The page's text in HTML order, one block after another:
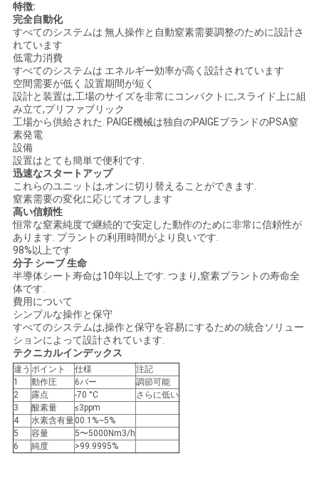
求
め
て
く
だ
さ
い
NEWS
地
図
プ
ラ
イ
バ
特徴:
完全自動化
すべてのシステムは 無人操作と自動窒素需要調整のために設計さ
れています
低電力消費
すべてのシステムは エネルギー効率が高く設計されています
空間需要が低く 設置期間が短く
設計と装置は,工場のサイズを非常にコンパクトに,スライド上に組
み立て,プリファブリック
工場から供給された. PAIGE機械は独自のPAIGEブランドのPSA窒
素発電
設備
設置はとても簡単で便利です.
迅速なスタートアップ
これらのユニットは,オンに切り替えることができます.
窒素需要の変化に応じてオフします
高い信頼性
恒常な窒素純度で継続的で安定した動作のために非常に信頼性が
あります. プラントの利用時間がより良いです.
98%以上です
分子 シーブ 生命
半導体シート寿命は10年以上です. つまり,窒素プラントの寿命全
体です.
費用について
シンプルな操作と保守
すべてのシステムは,操作と保守を容易にするための統合ソリュー
ションによって設計されています.
テクニカルインデックス
違う ポイント 仕様
注記
1
動作圧 6バー
調節可能
2
露点 -70 °C
さらに低い
3
酸素量
≤3ppm
4
水素含有量00.1%~5%
5
容量
5〜5000Nm3/h
6
純度 >99.9995%